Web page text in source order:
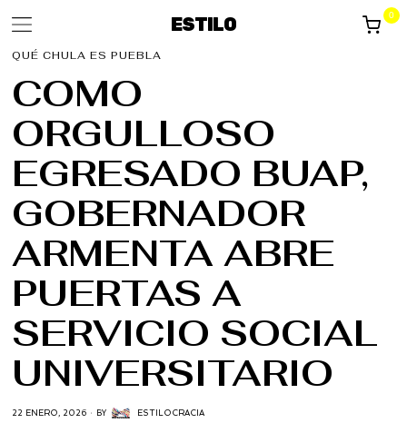
ESTILO 0
QUÉ CHULA ES PUEBLA
COMO
ORGULLOSO
EGRESADO BUAP,
GOBERNADOR
ARMENTA ABRE
PUERTAS A
SERVICIO SOCIAL
UNIVERSITARIO
22 ENERO, 2026 BY ESTILOCRACIA